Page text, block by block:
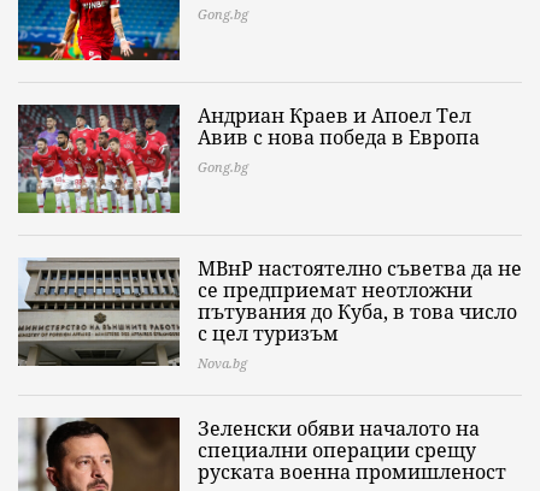
Gong.bg
Андриан Краев и Апоел Тел
Авив с нова победа в Европа
Gong.bg
МВнР настоятелно съветва да не
се предприемат неотложни
пътувания до Куба, в това число
с цел туризъм
Nova.bg
Зеленски обяви началото на
специални операции срещу
руската военна промишленост